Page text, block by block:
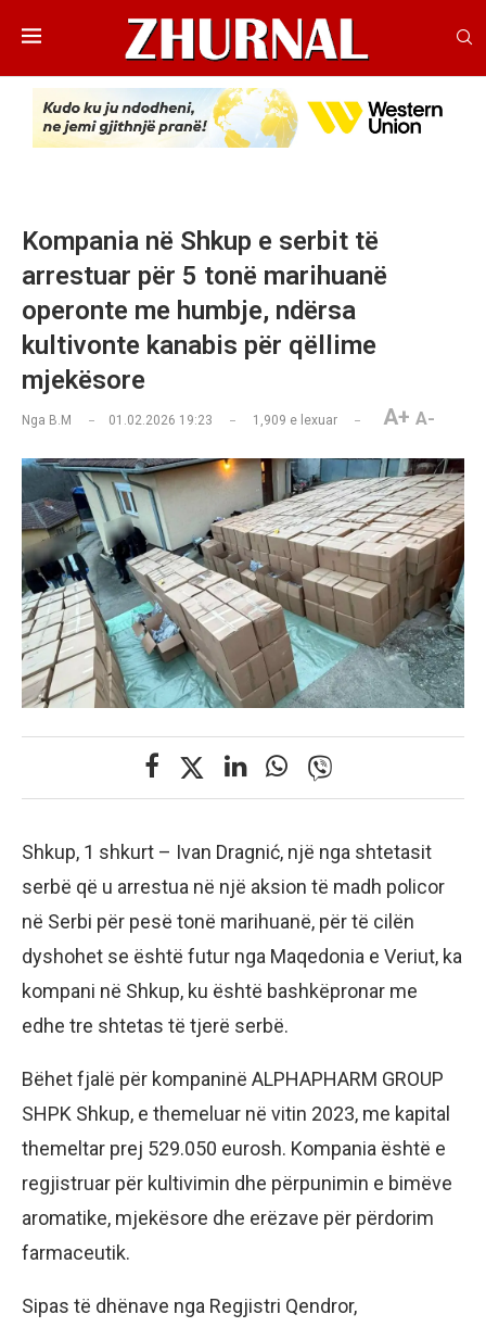
Kompania në Shkup e serbit të
arrestuar për 5 tonë marihuanë
operonte me humbje, ndërsa
kultivonte kanabis për qëllime
mjekësore
Nga B.M 01.02.2026 19:23 1,909 e lexuar A+ A-
Shkup, 1 shkurt – Ivan Dragnić, një nga shtetasit
serbë që u arrestua në një aksion të madh policor
në Serbi për pesë tonë marihuanë, për të cilën
dyshohet se është futur nga Maqedonia e Veriut, ka
kompani në Shkup, ku është bashkëpronar me
edhe tre shtetas të tjerë serbë.
Bëhet fjalë për kompaninë ALPHAPHARM GROUP
SHPK Shkup, e themeluar në vitin 2023, me kapital
themeltar prej 529.050 eurosh. Kompania është e
regjistruar për kultivimin dhe përpunimin e bimëve
aromatike, mjekësore dhe erëzave për përdorim
farmaceutik.
Sipas të dhënave nga Regjistri Qendror,